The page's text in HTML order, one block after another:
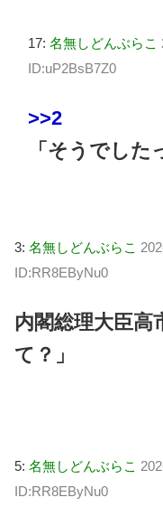
17: 名無しどんぶらこ
ID:uP2BsB7Z0
>>2
「そうでした
3: 名無しどんぶらこ
ID:RR8EByNu0
内閣総理大臣高
て？」
5: 名無しどんぶらこ
ID:RR8EByNu0